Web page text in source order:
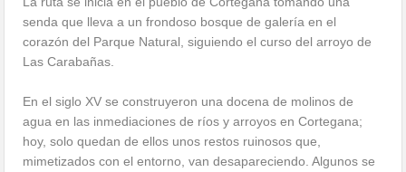
senda que lleva a un frondoso bosque de galería en el
corazón del Parque Natural, siguiendo el curso del arroyo de
Las Carabañas.
En el siglo XV se construyeron una docena de molinos de
agua en las inmediaciones de ríos y arroyos en Cortegana;
hoy, solo quedan de ellos unos restos ruinosos que,
mimetizados con el entorno, van desapareciendo. Algunos se